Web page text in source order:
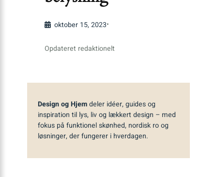
oktober 15, 2023•
Opdateret redaktionelt
Design og Hjemdeler idéer, guides og
inspiration til lys, liv og lækkert design – med
fokus på funktionel skønhed, nordisk ro og
løsninger, der fungerer i hverdagen.